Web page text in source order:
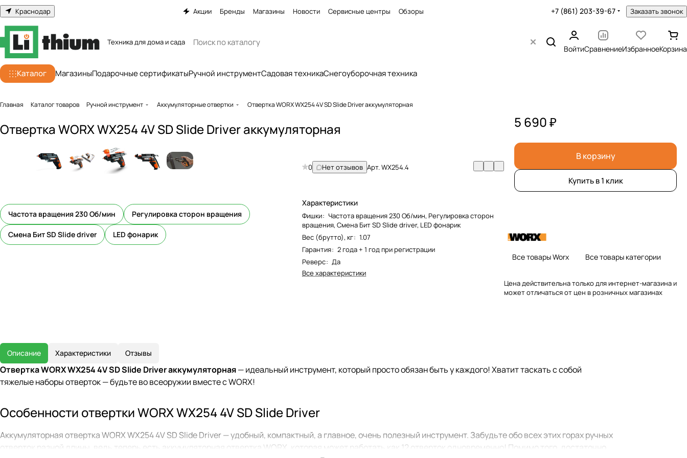
Краснодар Акции Бренды Магазины Новости Сервисные центры Обзоры +7 (861) 203-39-67 Заказать звонок
Техника для дома и сада
ВойтиСравнениеИзбранноеКорзина
Каталог МагазиныПодарочные сертификатыРучной инструментСадовая техникаСнегоуборочная техника
Главная Каталог товаров Ручной инструмент Аккумуляторные отвертки Отвертка WORX WX254 4V SD Slide Driver аккумуляторная
Отвертка WORX WX254 4V SD Slide Driver аккумуляторная
Частота вращения 230 Об/мин Регулировка сторон вращения
Смена Бит SD Slide driver LED фонарик
0 Нет отзывов Арт.WX254.4
Характеристики
Фишки: Частота вращения 230 Об/мин, Регулировка сторон
вращения, Смена Бит SD Slide driver, LED фонарик
Вес (брутто), кг: 1.07
Гарантия: 2 года + 1 год при регистрации
Реверс: Да
Все характеристики
5 690 ₽
В корзину
Купить в 1 клик
Все товары Worx Все товары категории
Цена действительна только для интернет-магазина и
может отличаться от цен в розничных магазинах
Описание Характеристики Отзывы
Отвертка WORX WX254 4V SD Slide Driver аккумуляторная— идеальный инструмент, который просто обязан быть у каждого! Хватит таскать с собой
тяжелые наборы отверток — будьте во всеоружии вместе с WORX!
Особенности отвертки WORX WX254 4V SD Slide Driver
Аккумуляторная отвертка WORX WX254 4V SD Slide Driver — удобный, компактный, а главное, очень полезный инструмент. Забудьте обо всех этих горах ручных
отверток разной длины, ведь теперь есть аккумуляторная отвертка WORX, которая может работать как 12 отверток одновременно! Помимо того, достаточно